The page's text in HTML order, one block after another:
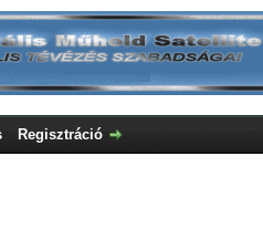
Regisztráció